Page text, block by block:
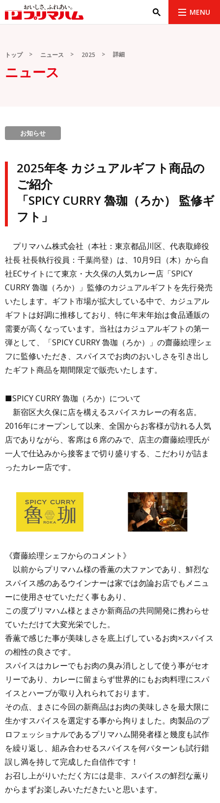
MENU
トップ ニュース 2025 詳細
ニュース
お知らせ
2025年冬 カジュアルギフト商品の
ご紹介
「SPICY CURRY 魯珈（ろか） 監修ギ
フト」
プリマハム株式会社（本社：東京都品川区、代表取締役
社長 社長執行役員：千葉尚登）は、10月9日（木）から自
社ECサイトにて東京・大久保の人気カレー店「SPICY
CURRY魯珈（ろか）」監修のカジュアルギフトを先行発売
いたします。ギフト市場が拡大している中で、カジュアル
ギフトは好調に推移しており、特に年末年始は食品通販の
需要が高くなっています。当社はカジュアルギフトの第一
弾として、「SPICY CURRY魯珈（ろか）」の齋藤絵理シェ
フに監修いただき、スパイスでお肉のおいしさを引き出し
たギフト商品を期間限定で販売いたします。
■SPICY CURRY魯珈（ろか） について
新宿区大久保に店を構えるスパイスカレーの有名店。
2016年にオープンして以来、全国からお客様が訪れる人気
店でありながら、客席は６席のみで、店主の齋藤絵理氏が
一人で仕込みから接客まで切り盛りする、こだわりが詰ま
ったカレー店です。
《齋藤絵理シェフからのコメント》
以前からプリマハム様の香薫の大ファンであり、鮮烈な
スパイス感のあるウインナーは家では勿論お店でもメニュ
ーに使用させていただく事もあり、
この度プリマハム様とまさか新商品の共同開発に携わらせ
ていただけて大変光栄でした。
香薫で感じた事が美味しさを底上げしているお肉×スパイス
の相性の良さです。
スパイスはカレーでもお肉の臭み消しとして使う事がセオ
リーであり、カレーに留まらず世界的にもお肉料理にスパ
イスとハーブが取り入れられております。
その点、まさに今回の新商品はお肉の美味しさを最大限に
生かすスパイスを選定する事から拘りました。肉製品のプ
ロフェッショナルであるプリマハム開発者様と幾度も試作
を繰り返し、組み合わせるスパイスを何パターンも試行錯
誤し満を持して完成した自信作です！
お召し上がりいただく方には是非、スパイスの鮮烈な薫り
からまずお楽しみいただきたいと思います。